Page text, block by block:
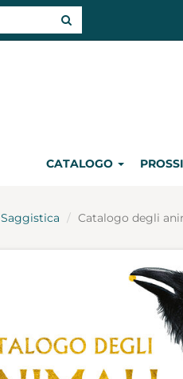
CATALOGO
Saggistica Catalogo degli